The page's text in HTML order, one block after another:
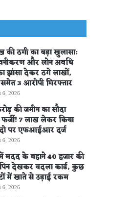
की ठगी का बड़ा खुलासा:
और लोन अवधि
झांसा देकर ठगे लाखों,
3 आरोपी गिरफ्तार
6, 2026
की जमीन का सौदा
7 लाख लेकर किया
पर एफआईआर दर्ज
6, 2026
मदद के बहाने 40 हजार की
देखकर बदला कार्ड, कुछ
में खाते से उड़ाई रकम
6, 2026